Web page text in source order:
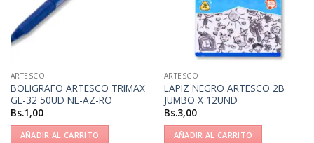
ARTESCO
BOLIGRAFO ARTESCO TRIMAX
GL-32 50UD NE-AZ-RO
Bs.1,00
AÑADIR AL CARRITO
ARTESCO
LAPIZ NEGRO ARTESCO 2B
JUMBO X 12UND
Bs.3,00
AÑADIR AL CARRITO